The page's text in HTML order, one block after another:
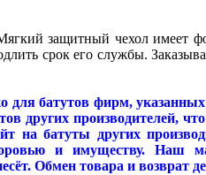
защитный чехол имеет
ть срок его службы.
для батутов фирм,
других производителей,
батуты других
и имуществу. Наш
Обмен товара и возврат